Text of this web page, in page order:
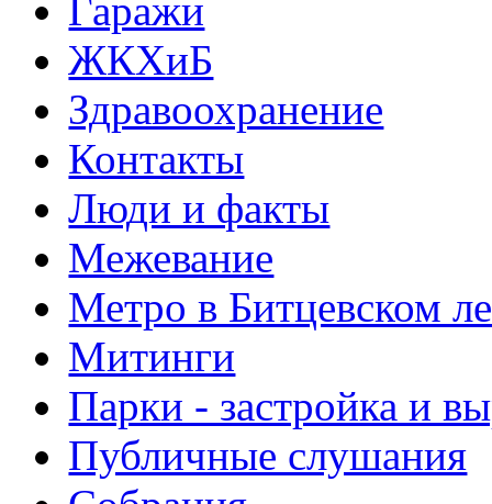
Гаражи
ЖКХиБ
Здравоохранение
Контакты
Люди и факты
Межевание
Метро в Битцевском
Митинги
Парки - застройка и
Публичные слушания